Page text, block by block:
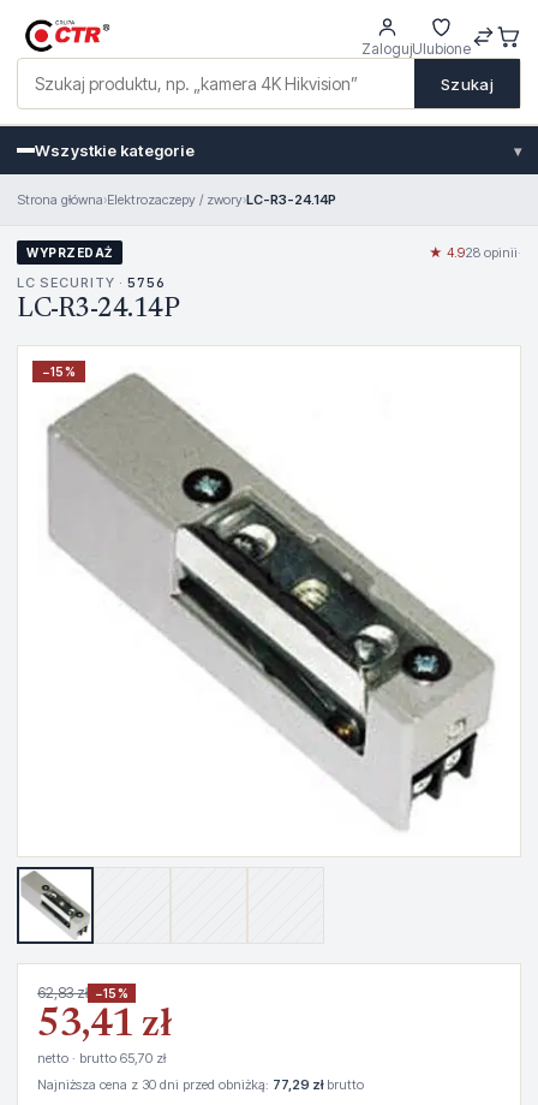
Szukaj
ZalogujUlubione
Wszystkie kategorie ▾
Strona główna›Elektrozaczepy / zwory›LC-R3-24.14P
WYPRZEDAŻ
LC SECURITY · 5756
LC-R3-24.14P
★ 4.928 opinii·
−15%
62,83 zł −15%
53,41 zł
netto · brutto 65,70 zł
Najniższa cena z 30 dni przed obniżką: 77,29 złbrutto